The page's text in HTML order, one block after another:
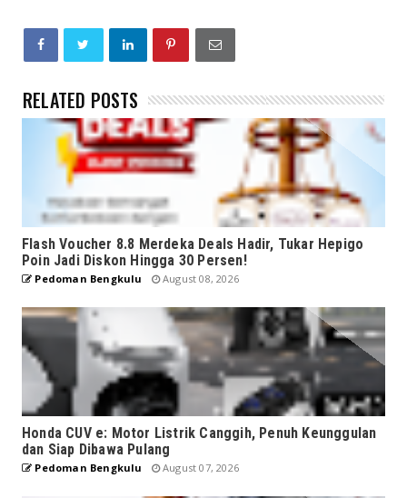
RELATED POSTS
Flash Voucher 8.8 Merdeka Deals Hadir, Tukar Hepigo
Poin Jadi Diskon Hingga 30 Persen!
Pedoman Bengkulu August 08, 2026
Honda CUV e: Motor Listrik Canggih, Penuh Keunggulan
dan Siap Dibawa Pulang
Pedoman Bengkulu August 07, 2026